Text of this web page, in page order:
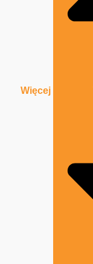
Więcej